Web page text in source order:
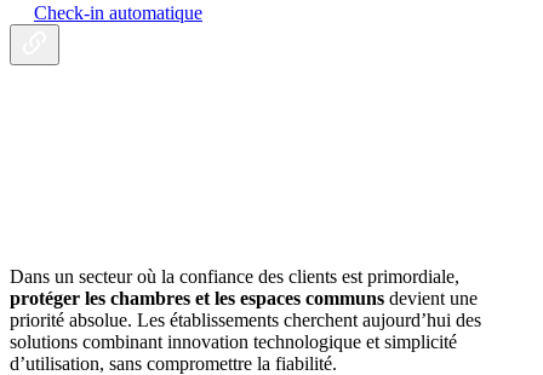
Check-in automatique
Dans un secteur où la confiance des clients est primordiale,
protéger les chambres et les espaces communs devient une
priorité absolue. Les établissements cherchent aujourd’hui des
solutions combinant innovation technologique et simplicité
d’utilisation, sans compromettre la fiabilité.